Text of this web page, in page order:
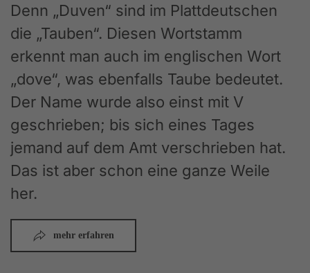
Denn „Duven“ sind im Plattdeutschen
die „Tauben“. Diesen Wortstamm
erkennt man auch im englischen Wort
„dove“, was ebenfalls Taube bedeutet.
Der Name wurde also einst mit V
geschrieben; bis sich eines Tages
jemand auf dem Amt verschrieben hat.
Das ist aber schon eine ganze Weile
her.
mehr erfahren